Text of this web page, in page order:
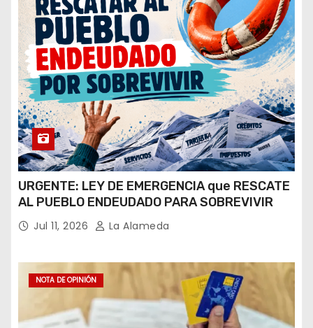
URGENTE: LEY DE EMERGENCIA que RESCATE
AL PUEBLO ENDEUDADO PARA SOBREVIVIR
Jul 11, 2026 La Alameda
NOTA DE OPINIÓN